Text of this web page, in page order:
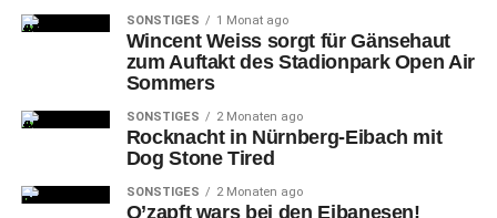
und ­partner unterstützen Schülerinnen und Schüler bei
der gewaltfreien Konfliktlösung und fördern ein friedliches
Miteinander. Der Preis wurde an Elfriede von
Lüdinghausen, Koordinatorin des Projekts „Seniorpartner
in School“ Nürnberg, überreicht.
SONSTIGES 1 Monat ago
Wincent Weiss sorgt für Gänsehaut
zum Auftakt des Stadionpark Open Air
Sommers
SONSTIGES 2 Monaten ago
Rocknacht in Nürnberg-Eibach mit
Dog Stone Tired
SONSTIGES 2 Monaten ago
O’zapft wars bei den Eibanesen!